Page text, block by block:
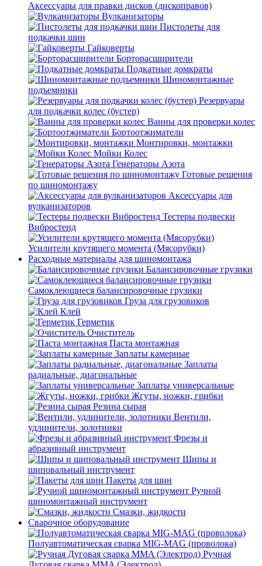
Аксессуары для правки дисков (дископравов)
Вулканизаторы
Пистолеты для
подкачки шин
Гайковерты
Борторасширители
Подкатные домкраты
Шиномонтажные
подъемники
Резервуары
для подкачки колес (бустер)
Ванны для проверки колес
Бортоотжиматели
Монтировки, монтажки
Мойки Колес
Генераторы Азота
Готовые решения
по шиномонтажу
Аксессуары для
вулканизаторов
Тестеры подвески
Вибростенд
Усилители крутящего момента (Мясорубки)
Расходные материалы для шиномонтажа
Балансировочные грузики
Самоклеющиеся балансировочные грузики
Груза для грузовиков
Клей
Герметик
Очиститель
Паста монтажная
Заплаты камерные
Заплаты
радиальные, диагональные
Заплаты универсальные
Жгуты, ножки, грибки
Резина сырая
Вентили,
удлинители, золотники
Фрезы и
абразивный инструмент
Шипы и
шиповальный инструмент
Пакеты для шин
Ручной
шиномонтажный инструмент
Смазки, жидкости
Сварочное оборудование
Полуавтоматическая сварка MIG-MAG (проволока)
Ручная